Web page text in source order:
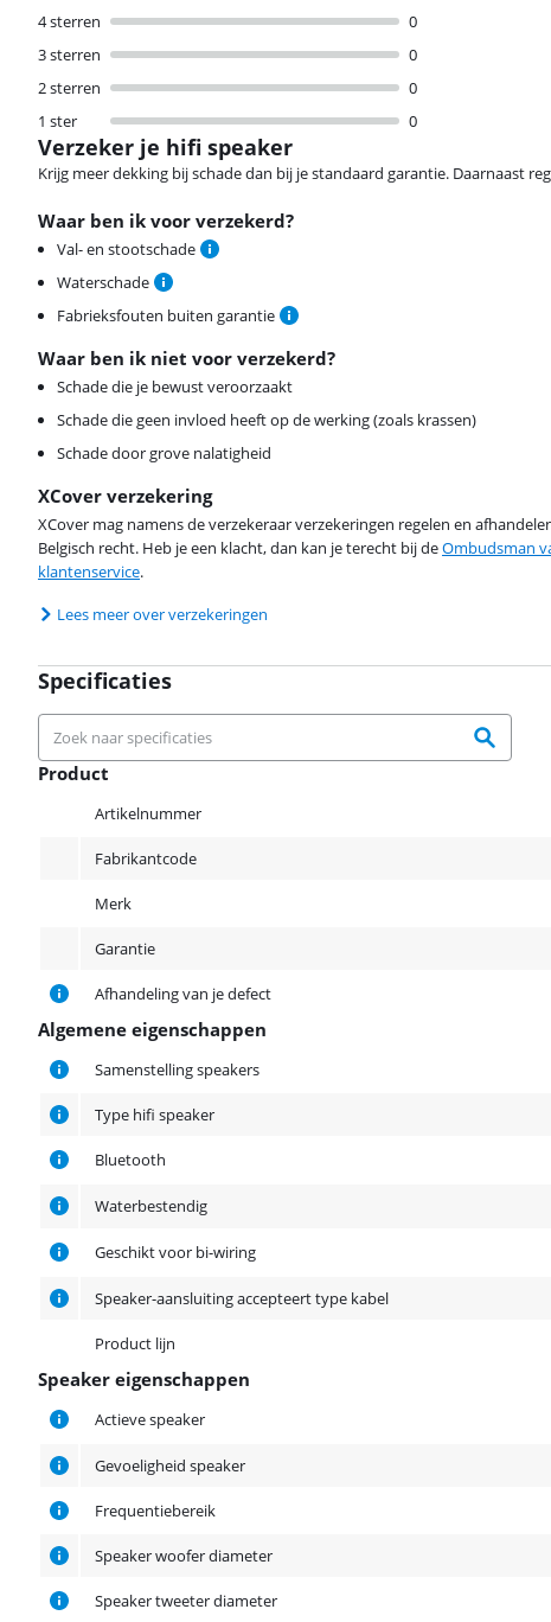
4 sterren
0
3 sterren
0
2 sterren
0
1 ster
0
Verzeker je hifi speaker
Krijg meer dekking bij schade dan bij je standaard garantie. Daarnaast
Waar ben ik voor verzekerd?
Val- en stootschade
Waterschade
Fabrieksfouten buiten garantie
Waar ben ik niet voor verzekerd?
Schade die je bewust veroorzaakt
Schade die geen invloed heeft op de werking (zoals krassen)
Schade door grove nalatigheid
XCover verzekering
XCover mag namens de verzekeraar verzekeringen regelen en
Belgisch recht. Heb je een klacht, dan kan je terecht bij deOmbudsman
klantenservice.
Lees meer over verzekeringen
Specificaties
Product
Artikelnummer
Fabrikantcode
Merk
Garantie
Afhandeling van je defect
Algemene eigenschappen
Algemene eigenschappen
Samenstelling speakers
Type hifi speaker
Bluetooth
Waterbestendig
Geschikt voor bi-wiring
Speaker-aansluiting accepteert type kabel
Product lijn
Speaker eigenschappen
Speaker eigenschappen
Actieve speaker
Gevoeligheid speaker
Frequentiebereik
Speaker woofer diameter
Speaker tweeter diameter